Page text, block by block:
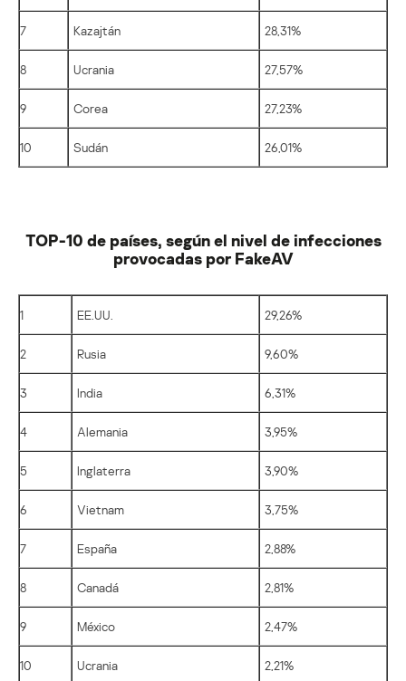
7 Kazajtán 28,31%
8 Ucrania 27,57%
9 Corea 27,23%
10 Sudán 26,01%
TOP-10 de países, según el nivel de infecciones
provocadas por FakeAV
1 EE.UU. 29,26%
2 Rusia 9,60%
3 India 6,31%
4 Alemania 3,95%
5 Inglaterra 3,90%
6 Vietnam 3,75%
7 España 2,88%
8 Canadá 2,81%
9 México 2,47%
10 Ucrania 2,21%